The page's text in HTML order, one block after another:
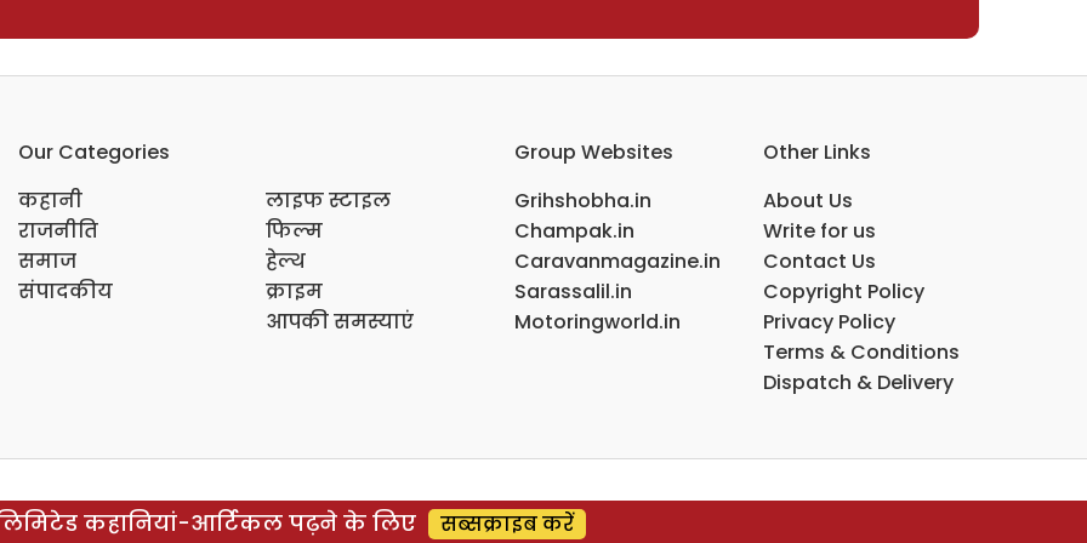
Our Categories
कहानी
राजनीति
समाज
संपादकीय
लाइफ स्टाइल
फिल्म
हेल्थ
क्राइम
आपकी समस्याएं
Group Websites
Grihshobha.in
Champak.in
Caravanmagazine.in
Sarassalil.in
Motoringworld.in
Other Links
About Us
Write for us
Contact Us
Copyright Policy
Privacy Policy
Terms & Conditions
Dispatch & Delivery
कहानियां-आर्टिकल पढ़ने के लिए सब्सक्राइब करें